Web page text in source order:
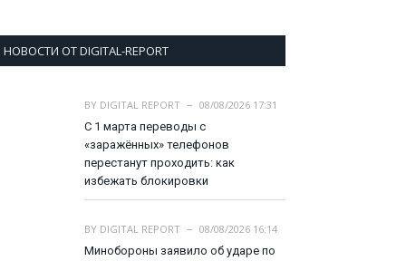
НОВОСТИ ОТ DIGITAL-REPORT
BY DIGITAL REPORT
08/08/2026 17:31
С 1 марта переводы с
«заражённых» телефонов
перестанут проходить: как
избежать блокировки
BY DIGITAL REPORT
08/08/2026 16:14
Минобороны заявило об ударе по